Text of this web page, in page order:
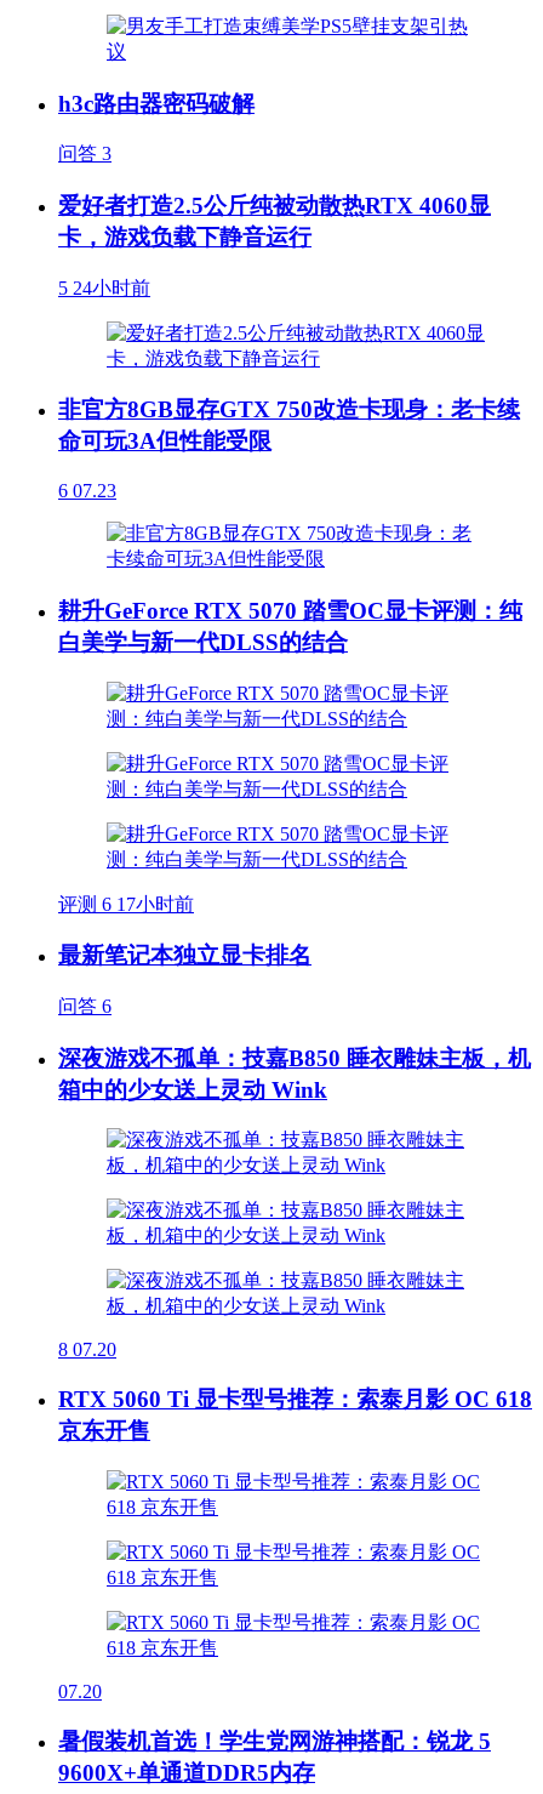
h3c路由器密码破解
问答 3
爱好者打造2.5公斤纯被动散热RTX 4060显
卡，游戏负载下静音运行
5 24小时前
非官方8GB显存GTX 750改造卡现身：老卡续
命可玩3A但性能受限
6 07.23
耕升GeForce RTX 5070 踏雪OC显卡评测：纯
白美学与新一代DLSS的结合
评测 6 17小时前
最新笔记本独立显卡排名
问答 6
深夜游戏不孤单：技嘉B850 睡衣雕妹主板，机
箱中的少女送上灵动 Wink
8 07.20
RTX 5060 Ti 显卡型号推荐：索泰月影 OC 618
京东开售
07.20
暑假装机首选！学生党网游神搭配：锐龙 5
9600X+单通道DDR5内存